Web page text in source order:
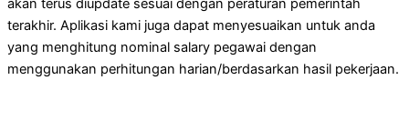
akan terus diupdate sesuai dengan peraturan pemerintah
terakhir. Aplikasi kami juga dapat menyesuaikan untuk anda
yang menghitung nominal salary pegawai dengan
menggunakan perhitungan harian/berdasarkan hasil pekerjaan.